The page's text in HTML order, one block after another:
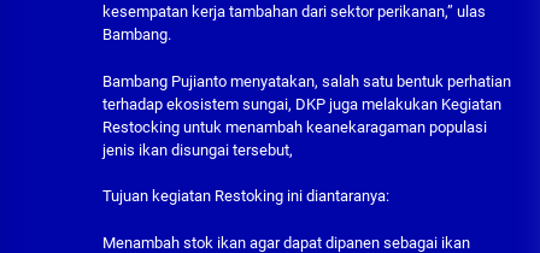
kesempatan kerja tambahan dari sektor perikanan,” ulas
Bambang.
Bambang Pujianto menyatakan, salah satu bentuk perhatian
terhadap ekosistem sungai, DKP juga melakukan Kegiatan
Restocking untuk menambah keanekaragaman populasi
jenis ikan disungai tersebut,
Tujuan kegiatan Restoking ini diantaranya:
Menambah stok ikan agar dapat dipanen sebagai ikan